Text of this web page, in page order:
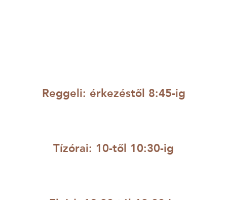
Reggeli: érkezéstől 8:45-ig
Tízórai: 10-től 10:30-ig